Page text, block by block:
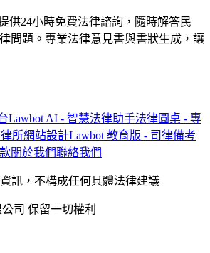
供24小時免費法律諮詢，隨時解答民
問題。專業法律意見書與書狀生成，讓
Lawbot AI - 智慧法律助手法律圓桌 - 專
所網站設計Lawbot 教育版 - 司律備考
關於我們聯絡我們
訊，不構成任何具體法律建議
司 保留一切權利